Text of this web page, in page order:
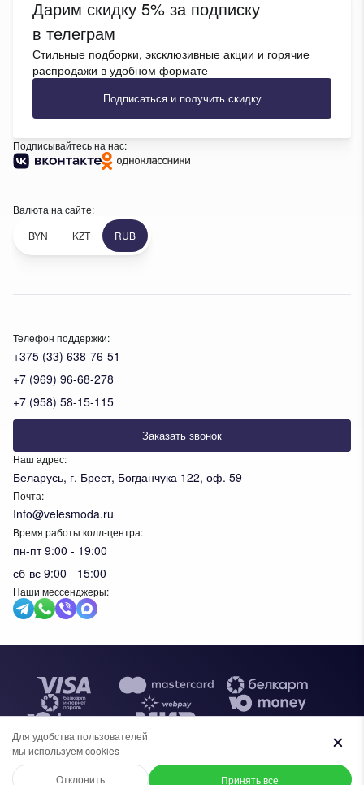
Телефон поддержки:
+375 (33) 638-76-51
+7 (969) 96-68-278
+7 (958) 58-15-115
Заказать звонок
Наш адрес:
Беларусь, г. Брест, Богданчука 122, оф. 59
Почта:
Info@velesmoda.ru
Время работы колл-центра:
пн-пт 9:00 - 19:00
сб-вс 9:00 - 15:00
Наши мессенджеры:
Дарим скидку 5% за подписку
в телеграм
Стильные подборки, эксклюзивные акции и горячие
распродажи в удобном формате
Подписаться и получить скидку
Подписывайтесь на нас:
Валюта на сайте:
BYN
KZT RUB
Общество с ограниченной ответственностью "ИВК ВЕЛЕС",
Для удобства пользователей
мы используем cookies
Отклонить Принять все